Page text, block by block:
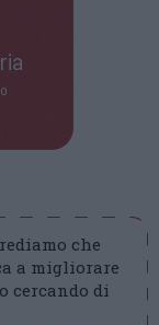
che
a migliorare
cercando di